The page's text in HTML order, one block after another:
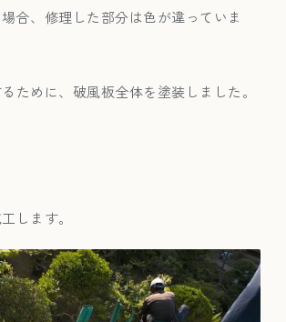
合、修理した部分は色が違っていま
ために、破風板全体を塗装しました。
します。